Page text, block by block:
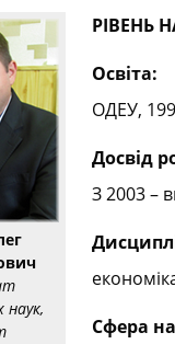
наук,
РІВЕНЬ
Освіта:
ОДЕУ,
Досвід
З 2003 –
Сфера